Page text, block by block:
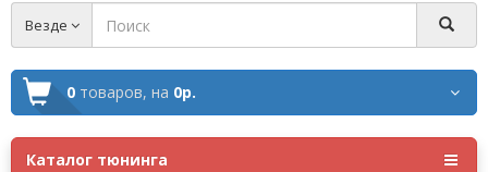
Везде
0 товаров, на 0р.
Каталог тюнинга